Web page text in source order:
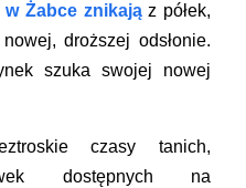
Żabce znikająz półek,
droższej odsłonie.
szuka swojej nowej
czasy tanich,
dostępnych na